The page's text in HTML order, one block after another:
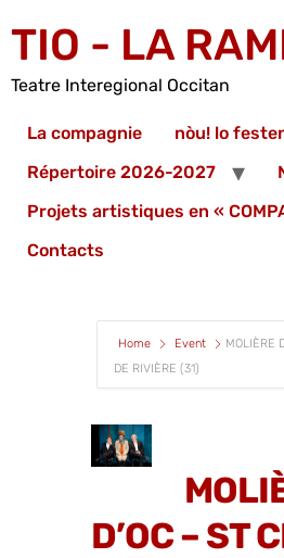
TIO - LA
Teatre Interegional Occitan
La compagnie nòu! lo
Répertoire 2026-2027
Projets artistiques en «
Contacts
Home Event
MOLIÈRE
DE RIVIÈRE (31)
D’OC – ST